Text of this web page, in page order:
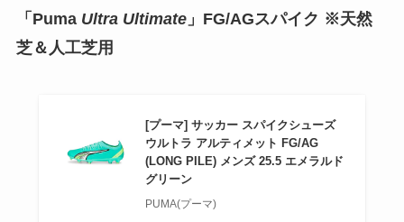
「Puma Ultra Ultimate」FG/AGスパイク ※天然
芝＆人工芝用
[プーマ] サッカー スパイクシューズ
ウルトラ アルティメット FG/AG
(LONG PILE) メンズ 25.5 エメラルド
グリーン
PUMA(プーマ)